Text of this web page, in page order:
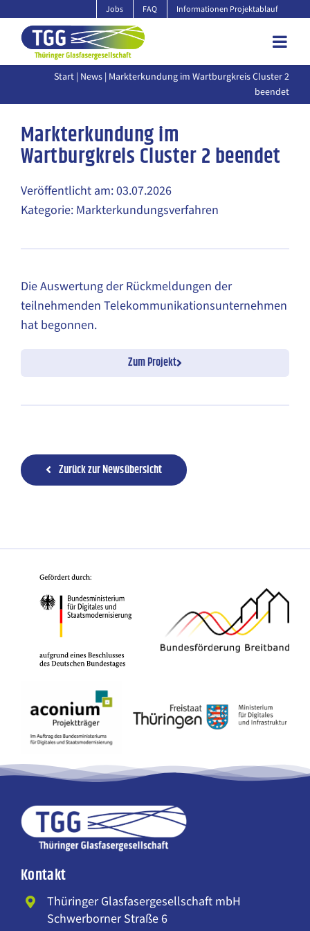
Inhalt
springen
Jobs FAQ Informationen Projektablauf
Start | News | Markterkundung im Wartburgkreis Cluster 2
beendet
Markterkundung im
Wartburgkreis Cluster 2 beendet
Veröffentlicht am: 03.07.2026
Kategorie: Markterkundungsverfahren
Die Auswertung der Rückmeldungen der
teilnehmenden Telekommunikationsunternehmen
hat begonnen.
Zum Projekt
Zurück zur Newsübersicht
Kontakt
Thüringer Glasfasergesellschaft mbH
Schwerborner Straße 6